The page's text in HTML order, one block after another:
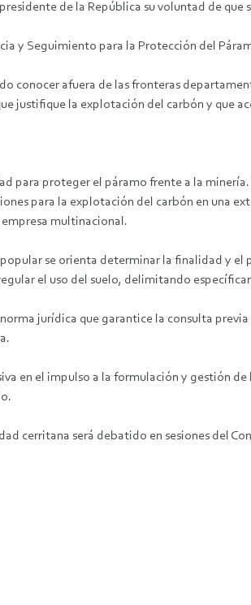
de la República su voluntad de
y Seguimiento para la Protección del
conocer afuera de las fronteras
justifique la explotación del carbón y que
para proteger el páramo frente a la
para la explotación del carbón en una
multinacional.
se orienta determinar la finalidad y
el uso del suelo, delimitando
jurídica que garantice la consulta
en el impulso a la formulación y gestión
cerritana será debatido en sesiones del